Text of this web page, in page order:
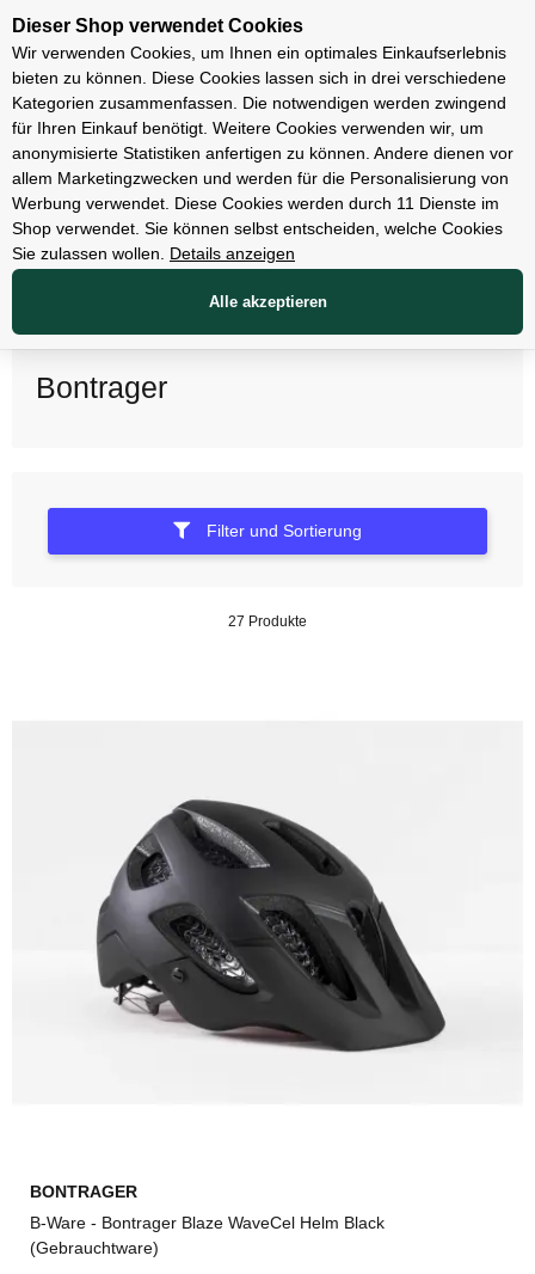
Unsere Filialen
Bontrager
Filter und Sortierung
27 Produkte
BONTRAGER
B-Ware - Bontrager Blaze WaveCel Helm Black
(Gebrauchtware)
Dieser Shop verwendet Cookies
Wir verwenden Cookies, um Ihnen ein optimales Einkaufserlebnis
bieten zu können. Diese Cookies lassen sich in drei verschiedene
Kategorien zusammenfassen. Die notwendigen werden zwingend
für Ihren Einkauf benötigt. Weitere Cookies verwenden wir, um
anonymisierte Statistiken anfertigen zu können. Andere dienen vor
allem Marketingzwecken und werden für die Personalisierung von
Werbung verwendet. Diese Cookies werden durch 11 Dienste im
Shop verwendet. Sie können selbst entscheiden, welche Cookies
Sie zulassen wollen.
Details anzeigen
Alle akzeptieren